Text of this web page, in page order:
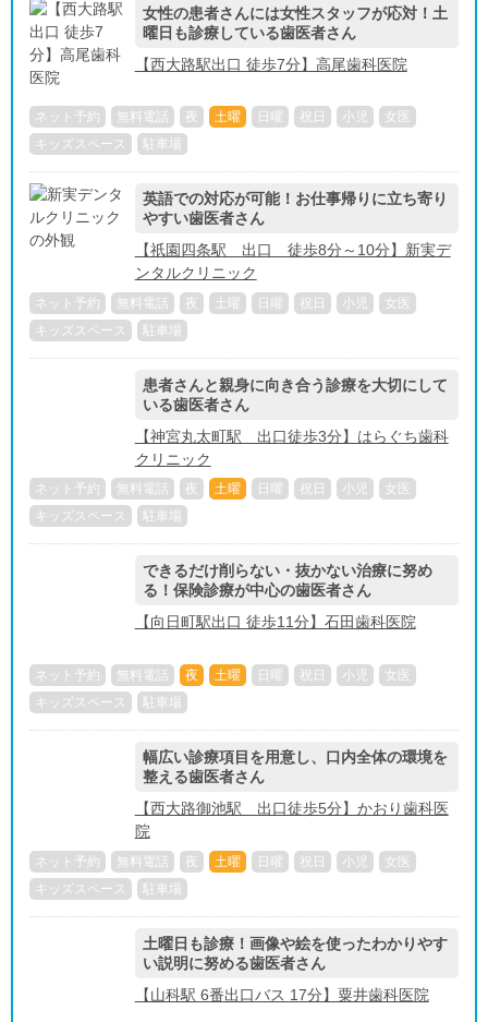
女性の患者さんには女性スタッフが応対！土
曜日も診療している歯医者さん
【西大路駅出口 徒歩7分】高尾歯科医院
ネット予約 無料電話 夜 土曜 日曜 祝日 小児
女医
キッズスペース
駐車場
英語での対応が可能！お仕事帰りに立ち寄り
やすい歯医者さん
【祇園四条駅 出口 徒歩8分～10分】新実デ
ンタルクリニック
ネット予約 無料電話 夜 土曜 日曜 祝日 小児
女医
キッズスペース
駐車場
患者さんと親身に向き合う診療を大切にして
いる歯医者さん
【神宮丸太町駅 出口徒歩3分】はらぐち歯科
クリニック
ネット予約 無料電話 夜 土曜 日曜 祝日 小児
女医
キッズスペース
駐車場
できるだけ削らない・抜かない治療に努め
る！保険診療が中心の歯医者さん
【向日町駅出口 徒歩11分】石田歯科医院
ネット予約 無料電話 夜 土曜 日曜 祝日 小児
女医
キッズスペース
駐車場
幅広い診療項目を用意し、口内全体の環境を
整える歯医者さん
【西大路御池駅 出口徒歩5分】かおり歯科医
院
ネット予約 無料電話 夜 土曜 日曜 祝日 小児
女医
キッズスペース
駐車場
土曜日も診療！画像や絵を使ったわかりやす
い説明に努める歯医者さん
【山科駅 6番出口バス 17分】粟井歯科医院